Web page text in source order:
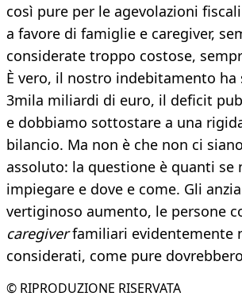
così pure per le agevolazioni
a favore di famiglie e caregiver,
considerate troppo costose,
È vero, il nostro indebitamento ha
3mila miliardi di euro, il deficit
e dobbiamo sottostare a una
bilancio. Ma non è che non ci
assoluto: la questione è quanti se
impiegare e dove e come. Gli
vertiginoso aumento, le persone
caregiverfamiliari evidentemente
considerati, come pure
© RIPRODUZIONE RISERVATA